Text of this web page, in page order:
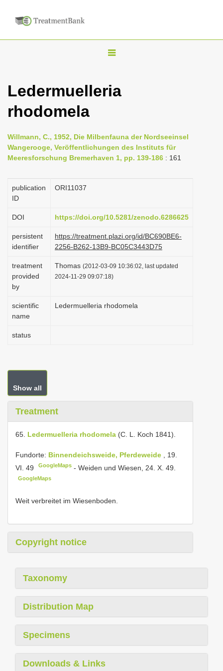
T
g
n
a
i
t
i
o
n
Ledermuelleria
rhodomela
Willmann, C., 1952, Die Milbenfauna der Nordseeinsel
Wangerooge, Veröffentlichungen des Instituts für
Meeresforschung Bremerhaven 1, pp. 139-186 : 161
publication
ID
ORI11037
DOI https://doi.org/10.5281/zenodo.6286625
persistent
identifier
https://treatment.plazi.org/id/BC690BE6-
2256-B262-13B9-BC05C3443D75
treatment
provided
by
Thomas (2012-03-09 10:36:02, last updated
2024-11-29 09:07:18)
scientific
name
Ledermuelleria rhodomela
status
Show all
Treatment
65. Ledermuelleria rhodomela (C. L. Koch 1841).
Fundorte: Binnendeichsweide, Pferdeweide
, 19.
VI. 49
GoogleMaps -Weiden und Wiesen, 24. X. 49.
GoogleMaps
Weit verbreitet im Wiesenboden.
Copyright notice
Taxonomy
Distribution Map
Specimens
Downloads & Links